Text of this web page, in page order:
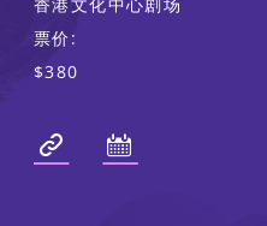
香港文化中心剧场
票价:
$380